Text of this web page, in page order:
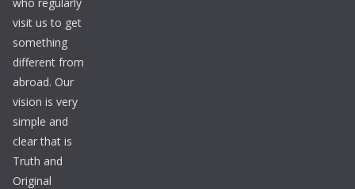
visit us to get
something
different from
abroad. Our
vision is very
simple and
clear that is
Truth and
Original